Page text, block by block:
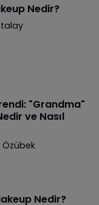
Nedir?
"Grandma"
ve Nasıl
Özübek
Nedir?